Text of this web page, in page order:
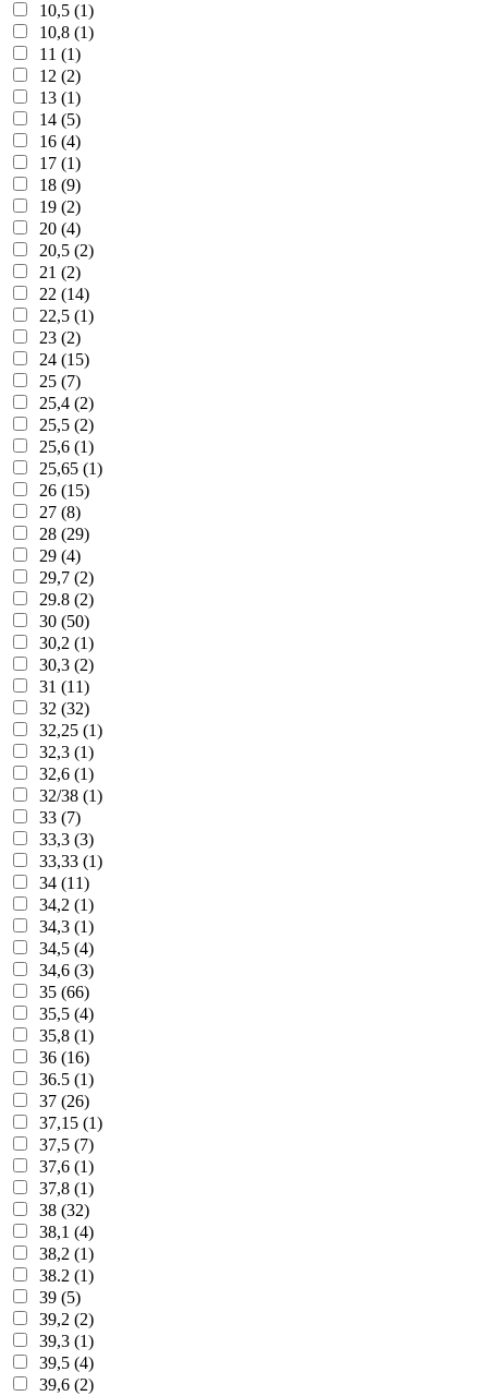
10,5 (1)
10,8 (1)
11 (1)
12 (2)
13 (1)
14 (5)
16 (4)
17 (1)
18 (9)
19 (2)
20 (4)
20,5 (2)
21 (2)
22 (14)
22,5 (1)
23 (2)
24 (15)
25 (7)
25,4 (2)
25,5 (2)
25,6 (1)
25,65 (1)
26 (15)
27 (8)
28 (29)
29 (4)
29,7 (2)
29.8 (2)
30 (50)
30,2 (1)
30,3 (2)
31 (11)
32 (32)
32,25 (1)
32,3 (1)
32,6 (1)
32/38 (1)
33 (7)
33,3 (3)
33,33 (1)
34 (11)
34,2 (1)
34,3 (1)
34,5 (4)
34,6 (3)
35 (66)
35,5 (4)
35,8 (1)
36 (16)
36.5 (1)
37 (26)
37,15 (1)
37,5 (7)
37,6 (1)
37,8 (1)
38 (32)
38,1 (4)
38,2 (1)
38.2 (1)
39 (5)
39,2 (2)
39,3 (1)
39,5 (4)
39,6 (2)